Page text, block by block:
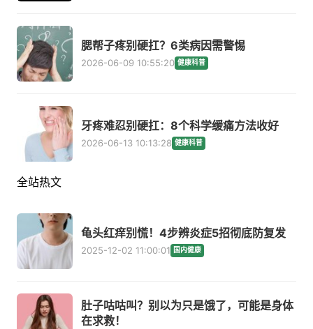
腮帮子疼别硬扛？6类病因需警惕
2026-06-09 10:55:20 健康科普
牙疼难忍别硬扛：8个科学缓痛方法收好
2026-06-13 10:13:28 健康科普
全站热文
龟头红痒别慌！4步辨炎症5招彻底防复发
2025-12-02 11:00:01 国内健康
肚子咕咕叫？别以为只是饿了，可能是身体
在求救！